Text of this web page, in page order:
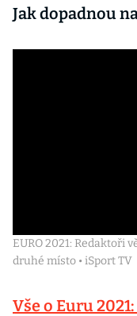
Jak dopadnou
EURO 2021: Redaktoři
druhé místo • iSport TV
Vše o Euru